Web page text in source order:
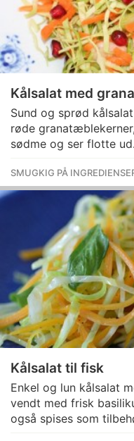
Kålsalat med
Sund og sprød
røde
sødme og ser flotte ud.
SMUGKIG PÅ
Kålsalat til fisk
Enkel og lun kålsalat
vendt med frisk
også spises som